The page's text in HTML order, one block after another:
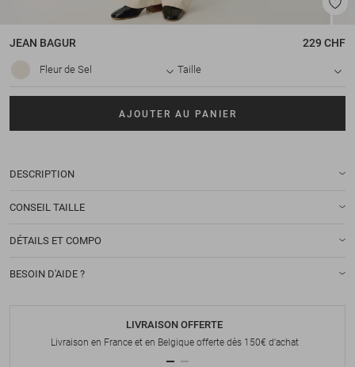
JEAN BAGUR 229 CHF
Fleur de Sel Taille
AJOUTER AU PANIER
DESCRIPTION
CONSEIL TAILLE
DÉTAILS ET COMPO
BESOIN D'AIDE ?
LIVRAISON OFFERTE
Livraison en France et en Belgique offerte dès 150€ d'achat